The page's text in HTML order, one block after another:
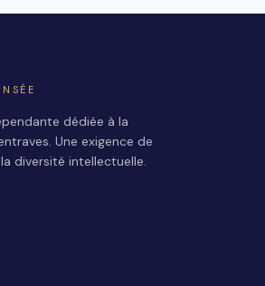
dédiée à la
Une exigence de
diversité intellectuelle.